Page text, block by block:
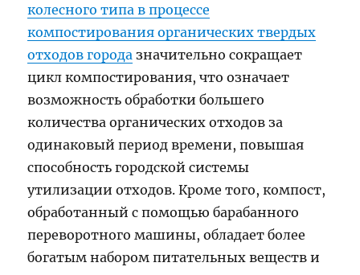
колесного типа в процессе
компостирования органических твердых
отходов города значительно сокращает
цикл компостирования, что означает
возможность обработки большего
количества органических отходов за
одинаковый период времени, повышая
способность городской системы
утилизации отходов. Кроме того, компост,
обработанный с помощью барабанного
переворотного машины, обладает более
богатым набором питательных веществ и